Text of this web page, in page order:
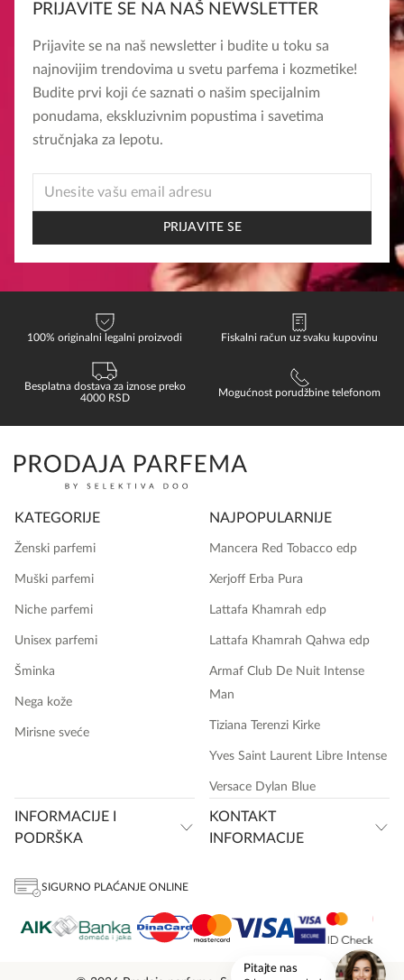
PRIJAVITE SE NA NAŠ NEWSLETTER
Prijavite se na naš newsletter i budite u toku sa
najnovijim trendovima u svetu parfema i kozmetike!
Budite prvi koji će saznati o našim specijalnim
ponudama, ekskluzivnim popustima i savetima
stručnjaka za lepotu.
EMAIL
PRIJAVITE SE
100% originalni legalni proizvodi Fiskalni račun uz svaku kupovinu
Besplatna dostava za iznose preko
4000 RSD
Mogućnost porudžbine telefonom
KATEGORIJE
Ženski parfemi
Muški parfemi
Niche parfemi
Unisex parfemi
Šminka
Nega kože
Mirisne sveće
NAJPOPULARNIJE
Mancera Red Tobacco edp
Xerjoff Erba Pura
Lattafa Khamrah edp
Lattafa Khamrah Qahwa edp
Armaf Club De Nuit Intense
Man
Tiziana Terenzi Kirke
Yves Saint Laurent Libre Intense
Versace Dylan Blue
INFORMACIJE I
PODRŠKA
KONTAKT
INFORMACIJE
SIGURNO PLAĆANJE ONLINE
Pitajte nas